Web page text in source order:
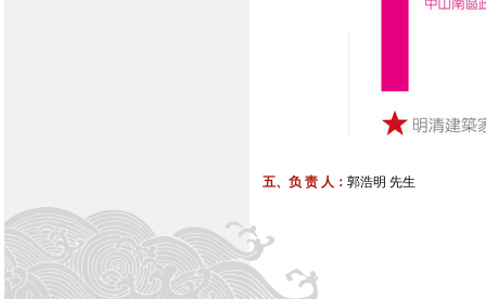
五、负 责 人： 郭浩明 先生